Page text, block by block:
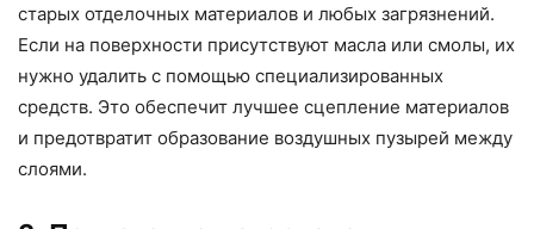
старых отделочных материалов и любых загрязнений.
Если на поверхности присутствуют масла или смолы, их
нужно удалить с помощью специализированных
средств. Это обеспечит лучшее сцепление материалов
и предотвратит образование воздушных пузырей между
слоями.